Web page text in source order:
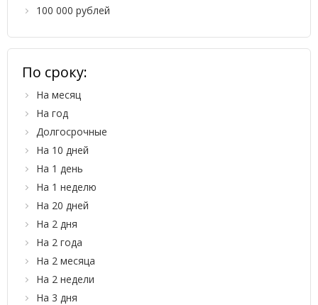
100 000 рублей
По сроку:
На месяц
На год
Долгосрочные
На 10 дней
На 1 день
На 1 неделю
На 20 дней
На 2 дня
На 2 года
На 2 месяца
На 2 недели
На 3 дня